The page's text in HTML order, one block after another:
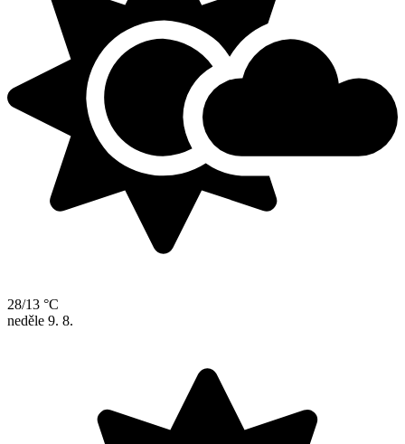
28/13 °C
neděle 9. 8.